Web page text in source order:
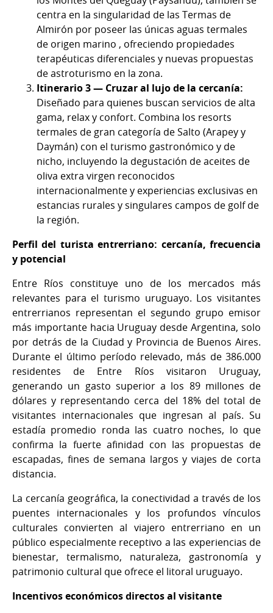
centra en la singularidad de las Termas de
Almirón por poseer las únicas aguas termales
de origen marino , ofreciendo propiedades
terapéuticas diferenciales y nuevas propuestas
de astroturismo en la zona.
Itinerario 3 — Cruzar al lujo de la cercanía:
Diseñado para quienes buscan servicios de alta
gama, relax y confort. Combina los resorts
termales de gran categoría de Salto (Arapey y
Daymán) con el turismo gastronómico y de
nicho, incluyendo la degustación de aceites de
oliva extra virgen reconocidos
internacionalmente y experiencias exclusivas en
estancias rurales y singulares campos de golf de
la región.
Perfil del turista entrerriano: cercanía, frecuencia
y potencial
Entre Ríos constituye uno de los mercados más
relevantes para el turismo uruguayo. Los visitantes
entrerrianos representan el segundo grupo emisor
más importante hacia Uruguay desde Argentina, solo
por detrás de la Ciudad y Provincia de Buenos Aires.
Durante el último período relevado, más de 386.000
residentes de Entre Ríos visitaron Uruguay,
generando un gasto superior a los 89 millones de
dólares y representando cerca del 18% del total de
visitantes internacionales que ingresan al país. Su
estadía promedio ronda las cuatro noches, lo que
confirma la fuerte afinidad con las propuestas de
escapadas, fines de semana largos y viajes de corta
distancia.
La cercanía geográfica, la conectividad a través de los
puentes internacionales y los profundos vínculos
culturales convierten al viajero entrerriano en un
público especialmente receptivo a las experiencias de
bienestar, termalismo, naturaleza, gastronomía y
patrimonio cultural que ofrece el litoral uruguayo.
Incentivos económicos directos al visitante